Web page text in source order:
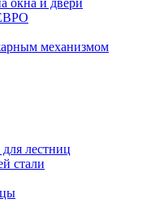
окна и двери
механизмом
лестниц
стали